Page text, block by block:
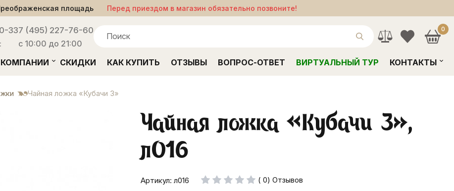
площадь Перед приездом в магазин обязательно позвоните!
337 (495) 227-76-60
с 10:00 до 21:00
0
СКИДКИ КАК КУПИТЬ ОТЗЫВЫ ВОПРОС-ОТВЕТ ВИРТУАЛЬНЫЙ ТУР КОНТАКТЫ
Чайная ложка «Кубачи 3»
Чайная ложка «Кубачи 3»,
л016
Артикул: л016 ( 0) Отзывов